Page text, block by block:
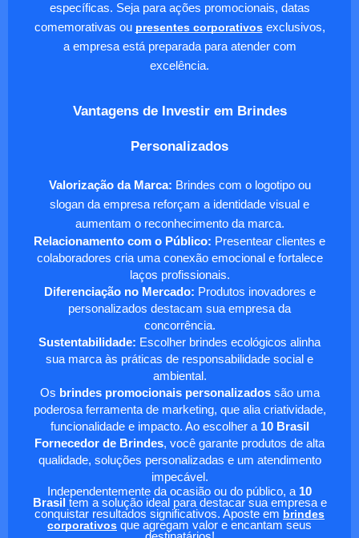
específicas. Seja para ações promocionais, datas
comemorativas ou presentes corporativosexclusivos,
a empresa está preparada para atender com
excelência.
Vantagens de Investir em Brindes
Personalizados
Valorização da Marca: Brindes com o logotipo ou
slogan da empresa reforçam a identidade visual e
aumentam o reconhecimento da marca.
Relacionamento com o Público: Presentear clientes e
colaboradores cria uma conexão emocional e fortalece
laços profissionais.
Diferenciação no Mercado: Produtos inovadores e
personalizados destacam sua empresa da
concorrência.
Sustentabilidade: Escolher brindes ecológicos alinha
sua marca às práticas de responsabilidade social e
ambiental.
Os brindes promocionais personalizadossão uma
poderosa ferramenta de marketing, que alia criatividade,
funcionalidade e impacto. Ao escolher a 10 Brasil
Fornecedor de Brindes, você garante produtos de alta
qualidade, soluções personalizadas e um atendimento
impecável.
Independentemente da ocasião ou do público, a 10
Brasil tem a solução ideal para destacar sua empresa e
conquistar resultados significativos. Aposte em brindes
corporativos que agregam valor e encantam seus